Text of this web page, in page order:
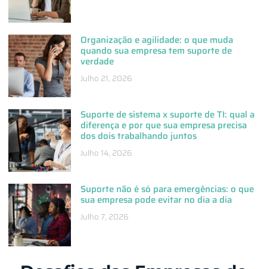
Organização e agilidade: o que muda
quando sua empresa tem suporte de
verdade
Julho 21, 2026
Suporte de sistema x suporte de TI: qual a
diferença e por que sua empresa precisa
dos dois trabalhando juntos
Julho 14, 2026
Suporte não é só para emergências: o que
sua empresa pode evitar no dia a dia
Julho 7, 2026